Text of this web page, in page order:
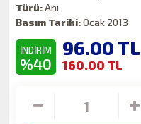
Türü:Anı
Basım Tarihi:Ocak 2013
İNDİRİM
%40
96.00 TL
160.00 TL